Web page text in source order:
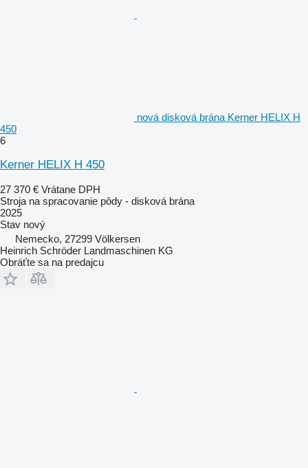
nová disková brána Kerner HELIX H
450
6
Kerner HELIX H 450
27 370 € Vrátane DPH
Stroja na spracovanie pôdy - disková brána
2025
Stav nový
Nemecko, 27299 Völkersen
Heinrich Schröder Landmaschinen KG
Obráťte sa na predajcu